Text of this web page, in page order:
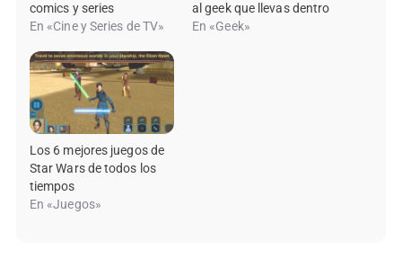
comics y series
En «Cine y Series de TV»
al geek que llevas dentro
En «Geek»
Los 6 mejores juegos de
Star Wars de todos los
tiempos
En «Juegos»